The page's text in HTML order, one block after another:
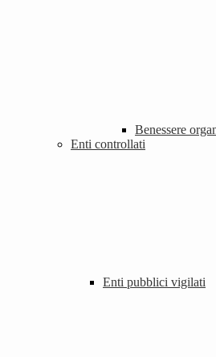
Benessere
Enti controllati
Enti pubblici vigilati